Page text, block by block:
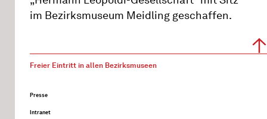
im Bezirksmuseum Meidling geschaffen.
Freier Eintritt in allen Bezirksmuseen
Presse
Intranet